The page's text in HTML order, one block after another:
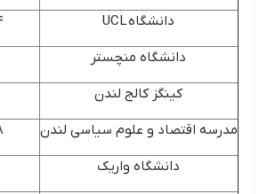
دانشگاه UCL
دانشگاه منچستر
کینگز کالج لندن
مدرسه اقتصاد و علوم سیاسی لندن
دانشگاه واریک